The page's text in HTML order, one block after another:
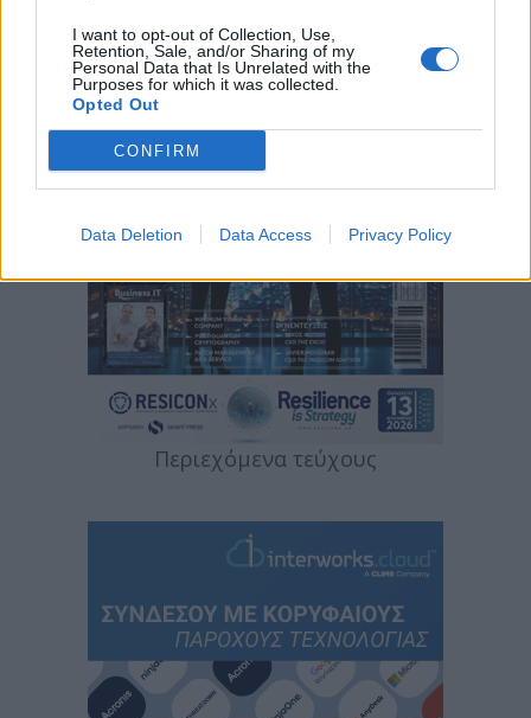
I want to opt-out of Collection, Use,
Retention, Sale, and/or Sharing of my
Personal Data that Is Unrelated with the
Purposes for which it was collected.
Opted Out
CONFIRM
Data Deletion Data Access Privacy Policy
Περιεχόμενα τεύχους